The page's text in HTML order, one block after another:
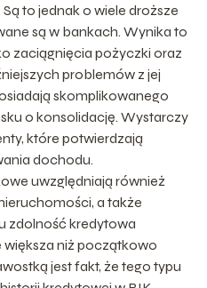
to jednak o wiele droższe
są w bankach. Wynika to
zaciągnięcia pożyczki oraz
problemów z jej
skomplikowanego
o konsolidację. Wystarczy
które potwierdzają
dochodu.
uwzględniają również
a także
zdolność kredytowa
niż początkowo
jest fakt, że tego typu